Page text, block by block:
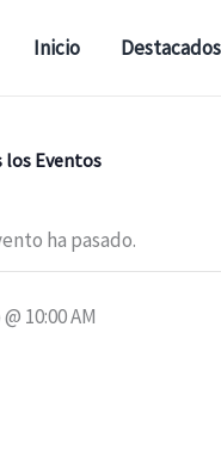
Inicio Destacados
los Eventos
ha pasado.
10:00 AM